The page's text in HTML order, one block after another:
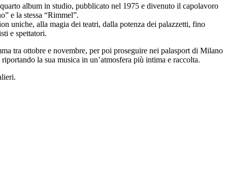
album in studio, pubblicato nel 1975 e divenuto il capolavoro
e la stessa “Rimmel”.
uniche, alla magia dei teatri, dalla potenza dei palazzetti, fino
e spettatori.
tra ottobre e novembre, per poi proseguire nei palasport di Milano
la sua musica in un’atmosfera più intima e raccolta.